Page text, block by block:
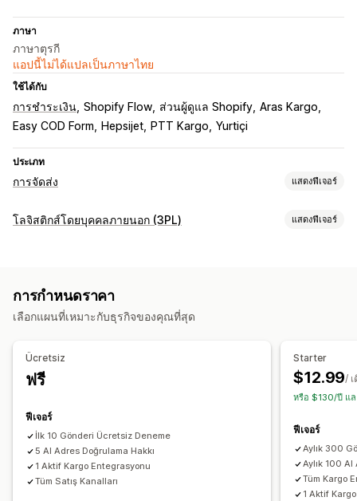
ภาษา
ภาษาตุรกี
แอปนี้ไม่ได้แปลเป็นภาษาไทย
ใช้ได้กับ
การชำระเงิน Shopify Flow ส่วนผู้ดูแล Shopify Aras Kargo
Easy COD Form
Hepsijet PTT Kargo Yurtiçi
ประเภท
การจัดส่ง แสดงฟีเจอร์
ป้ายกำกับและบรรจุภัณฑ์
การจัดการการจัดส่ง
ซิงค์คำสั่งซื้อ
การติดตามแบบเรียลไทม์
โลจิสติกส์โดยบุคคลภายนอก (3PL) แสดงฟีเจอร์
ลิงก์ติดตาม การแจ้งเตือนที่กำหนดเอง
การจัดการสินค้าคงคลัง
ซิงค์อัตโนมัติ
การกำหนดราคา
เลือกแผนที่เหมาะกับธุรกิจของคุณที่สุด
Ücretsiz
ฟรี
ฟีเจอร์
İlk 10 Gönderi Ücretsiz Deneme
5 AI Adres Doğrulama Hakkı
1 Aktif Kargo Entegrasyonu
Tüm Satış Kanalları
Starter
$12.99/
หรือ $130/ปี แล
ฟีเจอร์
Aylık 300
Aylık 100
Tüm Kargo
1 Aktif